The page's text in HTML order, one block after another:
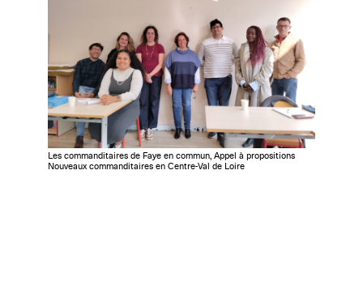
Les commanditaires de Faye en commun, Appel à propositions
Nouveaux commanditaires en Centre-Val de Loire